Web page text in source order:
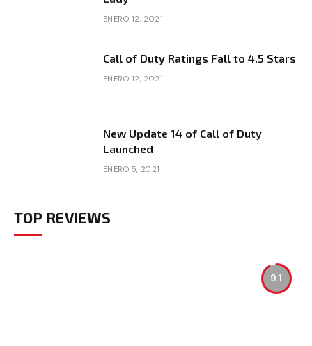
ENERO 12, 2021
Call of Duty Ratings Fall to 4.5 Stars
ENERO 12, 2021
New Update 14 of Call of Duty
Launched
ENERO 5, 2021
TOP REVIEWS
9.1